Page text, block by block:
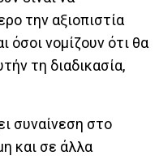
την αξιοπιστία
νομίζουν ότι θα
τη διαδικασία,
συναίνεση στο
και σε άλλα